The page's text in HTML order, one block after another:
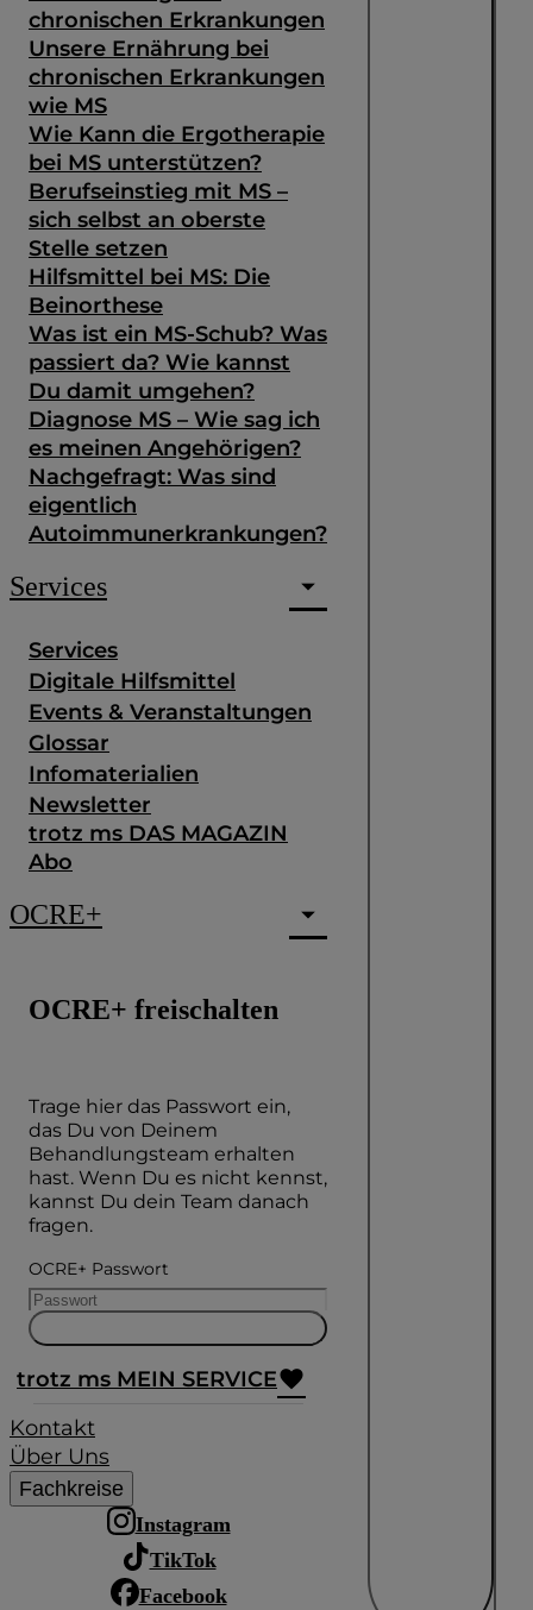
chronischen Erkrankungen
Unsere Ernährung bei
chronischen Erkrankungen
wie MS
Wie Kann die Ergotherapie
bei MS unterstützen?
Berufseinstieg mit MS –
sich selbst an oberste
Stelle setzen
Hilfsmittel bei MS: Die
Beinorthese
Was ist ein MS-Schub? Was
passiert da? Wie kannst
Du damit umgehen?
Diagnose MS – Wie sag ich
es meinen Angehörigen?
Nachgefragt: Was sind
eigentlich
Autoimmunerkrankungen?
Services
Services
Digitale Hilfsmittel
Events & Veranstaltungen
Glossar
Infomaterialien
Newsletter
trotz ms DAS MAGAZIN
Abo
OCRE+
OCRE+ freischalten
Trage hier das Passwort ein,
das Du von Deinem
Behandlungsteam erhalten
hast. Wenn Du es nicht kennst,
kannst Du dein Team danach
fragen.
OCRE+ Passwort
trotz ms MEIN SERVICE
Kontakt
Über Uns
Fachkreise
Instagram
TikTok
Facebook